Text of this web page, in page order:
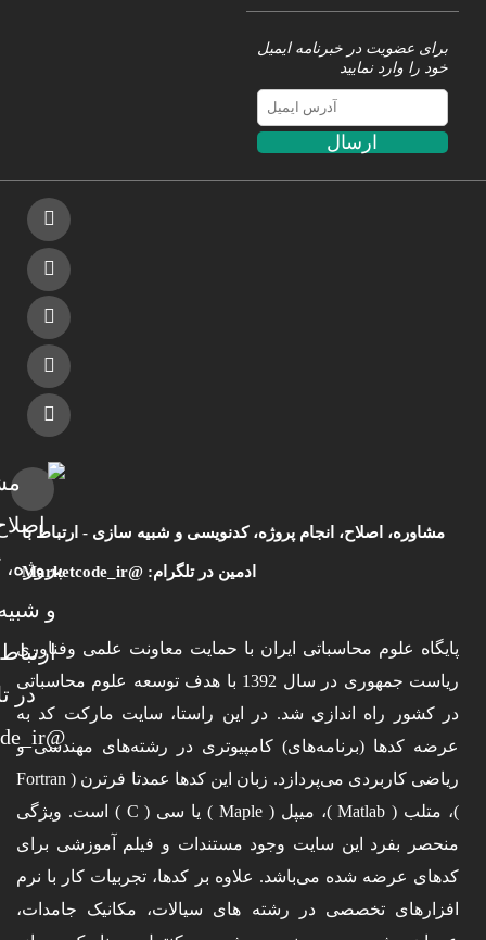
برای عضویت در خبرنامه ایمیل
خود را وارد نمایید
ارسال
مشاوره، اصلاح، انجام پروژه، کدنویسی و شبیه سازی - ارتباط با
ادمین در تلگرام: @Marketcode_ir
پایگاه علوم محاسباتی ایران با حمایت معاونت علمی وفناوری
ریاست جمهوری در سال 1392 با هدف توسعه علوم محاسباتی
در کشور راه اندازی شد. در این راستا، سایت مارکت کد به
عرضه کدها (برنامه‌های) کامپیوتری در رشته‌های مهندسی و
ریاضی کاربردی می‌پردازد. زبان این کدها عمدتا فرترن ( Fortran
)، متلب ( Matlab )، میپل ( Maple ) یا سی ( C ) است. ویژگی
منحصر بفرد این سایت وجود مستندات و فیلم آموزشی برای
کدهای عرضه شده می‌باشد. علاوه بر کدها، تجربیات کار با نرم
افزارهای تخصصی در رشته های سیالات، مکانیک جامدات،